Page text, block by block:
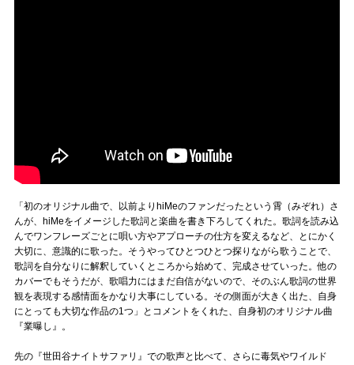
「初のオリジナル曲で、以前よりhiMeのファンだったという霄（みぞれ）さ
んが、hiMeをイメージした歌詞と楽曲を書き下ろしてくれた。歌詞を読み込
んでワンフレーズごとに唄い方やアプローチの仕方を変えるなど、とにかく
大切に、意識的に歌った。そうやってひとつひとつ探りながら歌うことで、
歌詞を自分なりに解釈していくところから始めて、完成させていった。他の
カバーでもそうだが、歌唱力にはまだ自信がないので、そのぶん歌詞の世界
観を表現する感情面をかなり大事にしている。その側面が大きく出た、自身
にとっても大切な作品の1つ」とコメントをくれた、自身初のオリジナル曲
『業曝し』。
先の『世田谷ナイトサファリ』での歌声と比べて、さらに毒気やワイルド